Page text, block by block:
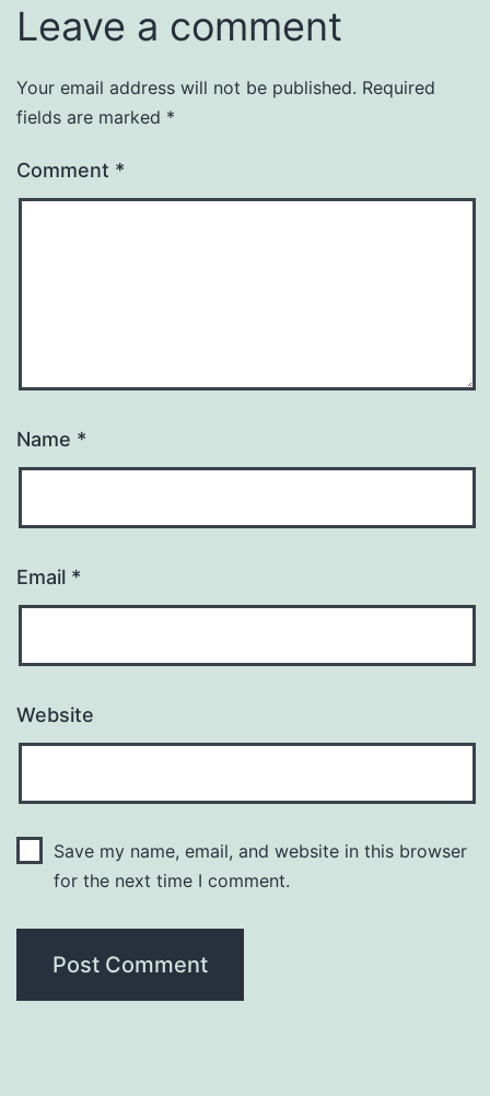
Leave a comment
Your email address will not be published. Required
fields are marked *
Comment *
Name *
Email *
Website
Save my name, email, and website in this browser
for the next time I comment.